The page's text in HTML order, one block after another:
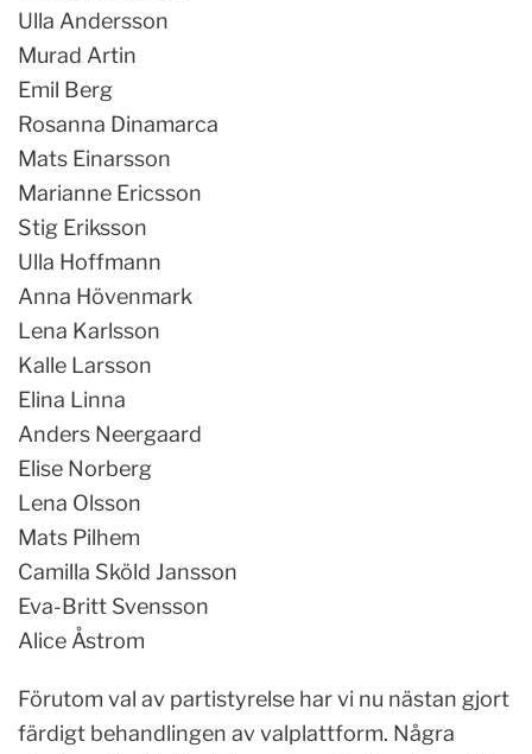
Ulla Andersson
Murad Artin
Emil Berg
Rosanna Dinamarca
Mats Einarsson
Marianne Ericsson
Stig Eriksson
Ulla Hoffmann
Anna Hövenmark
Lena Karlsson
Kalle Larsson
Elina Linna
Anders Neergaard
Elise Norberg
Lena Olsson
Mats Pilhem
Camilla Sköld Jansson
Eva-Britt Svensson
Alice Åstrom
Förutom val av partistyrelse har vi nu nästan gjort
färdigt behandlingen av valplattform. Några